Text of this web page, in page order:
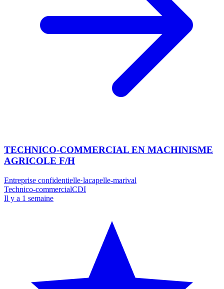
TECHNICO-COMMERCIAL EN MACHINISME
AGRICOLE F/H
Entreprise confidentielle·lacapelle-marival
Technico-commercialCDI
Il y a 1 semaine